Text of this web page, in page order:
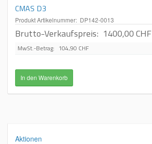
CMAS D3
Produkt Artikelnummer: DP142-0013
Brutto-Verkaufspreis: 1400,00 CHF
MwSt.-Betrag: 104,90 CHF
Aktionen